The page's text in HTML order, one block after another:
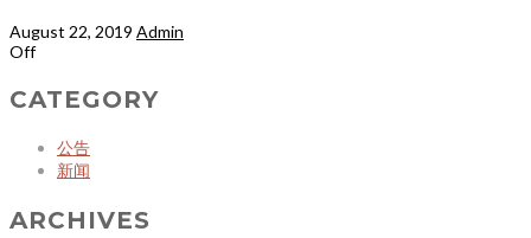
August 22, 2019 Admin
Off
CATEGORY
公告
新闻
ARCHIVES